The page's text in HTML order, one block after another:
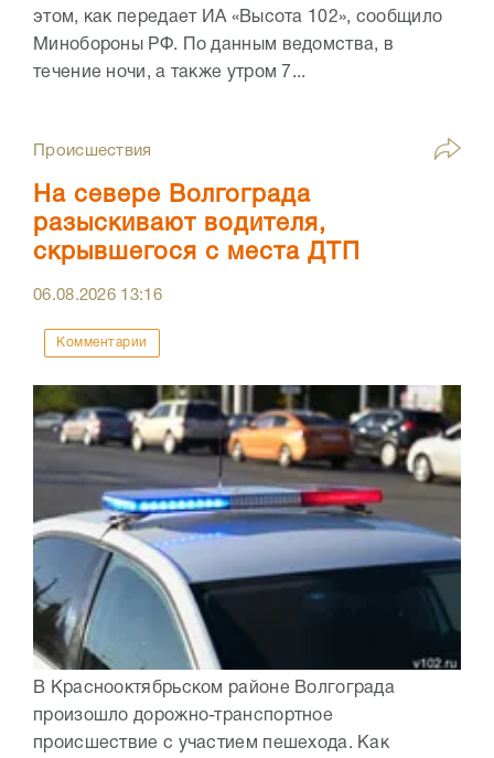
этом, как передает ИА «Высота 102», сообщило
Минобороны РФ. По данным ведомства, в
течение ночи, а также утром 7...
Происшествия
На севере Волгограда
разыскивают водителя,
скрывшегося с места ДТП
06.08.2026 13:16
Комментарии
В Краснооктябрьском районе Волгограда
произошло дорожно-транспортное
происшествие с участием пешехода. Как